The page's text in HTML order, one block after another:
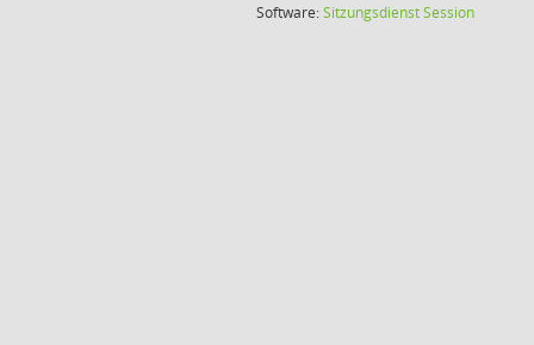
Software:SitzungsdienstSession(Wird in